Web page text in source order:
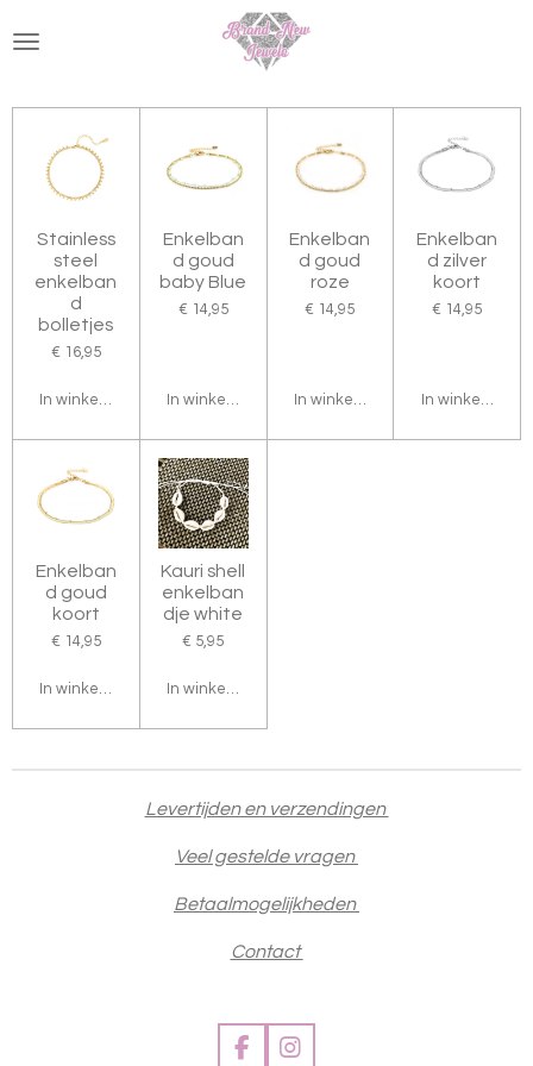
direct
hoofdinhoud
Stainless
steel
enkelban
d
bolletjes
€ 16,95
In winkelwagen
Enkelban
d goud
baby Blue
€ 14,95
In winkelwagen
Enkelban
d goud
roze
€ 14,95
In winkelwagen
Enkelban
d zilver
koort
€ 14,95
In winkelwagen
Enkelban
d goud
koort
€ 14,95
In winkelwagen
Kauri shell
enkelban
dje white
€ 5,95
In winkelwagen
Levertijden en verzendingen
Veel gestelde vragen
Betaalmogelijkheden
Contact
F I